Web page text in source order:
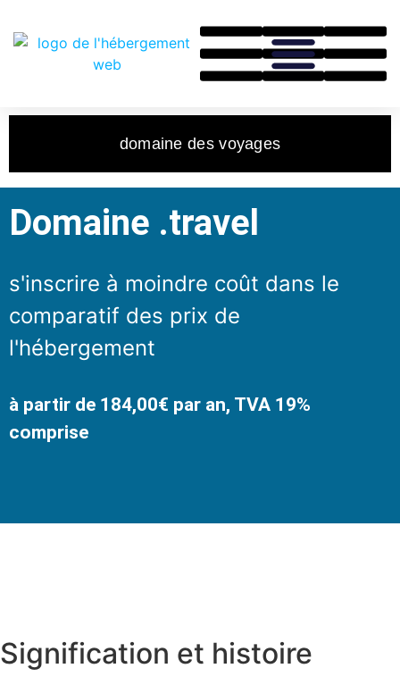
domaine des voyages
Domaine .travel
s'inscrire à moindre coût dans le
comparatif des prix de
l'hébergement
à partir de 184,00€ par an, TVA 19%
comprise
Signification et histoire